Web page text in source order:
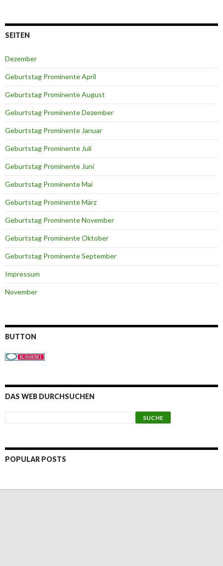
SEITEN
Dezember
Geburtstag Prominente April
Geburtstag Prominente August
Geburtstag Prominente Dezember
Geburtstag Prominente Januar
Geburtstag Prominente Juli
Geburtstag Prominente Juni
Geburtstag Prominente Mai
Geburtstag Prominente März
Geburtstag Prominente November
Geburtstag Prominente Oktober
Geburtstag Prominente September
Impressum
November
BUTTON
DAS WEB DURCHSUCHEN
POPULAR POSTS